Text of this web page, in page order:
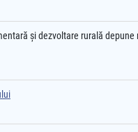
şi dezvoltare rurală depune